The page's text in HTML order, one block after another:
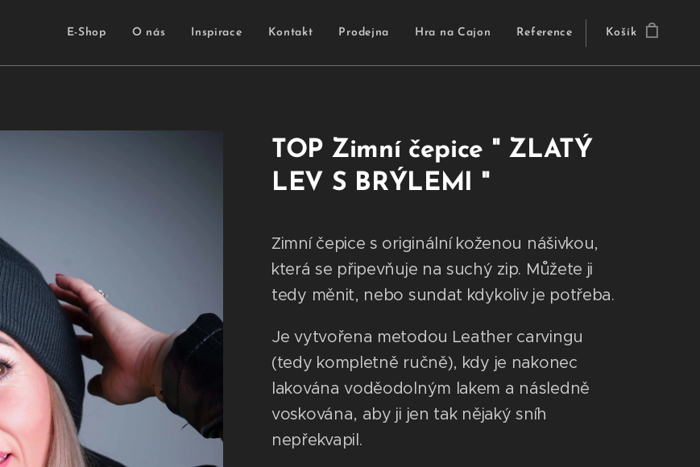
E-Shop O nás Inspirace Kontakt Prodejna Hra na Cajon Reference Košík
TOP Zimní čepice " ZLATÝ
LEV S BRÝLEMI "
Zimní čepice s originální koženou nášivkou,
která se připevňuje na suchý zip. Můžete ji
tedy měnit, nebo sundat kdykoliv je potřeba.
Je vytvořena metodou Leather carvingu
(tedy kompletně ručně), kdy je nakonec
lakována voděodolným lakem a následně
voskována, aby ji jen tak nějaký sníh
nepřekvapil.